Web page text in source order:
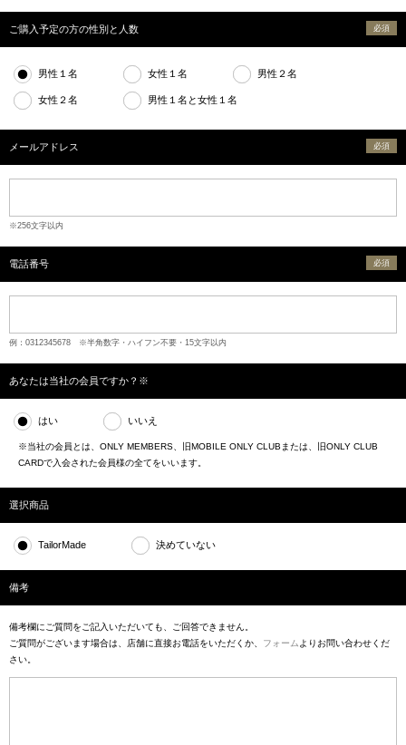
ご購入予定の方の性別と人数 必須
男性１名 女性１名 男性２名
女性２名 男性１名と女性１名
メールアドレス 必須
※256文字以内
電話番号 必須
例：0312345678 ※半角数字・ハイフン不要・15文字以内
あなたは当社の会員ですか？※
はい いいえ
※当社の会員とは、ONLY MEMBERS、旧MOBILE ONLY CLUBまたは、旧ONLY CLUB
CARDで入会された会員様の全てをいいます。
選択商品
TailorMade 決めていない
備考
備考欄にご質問をご記入いただいても、ご回答できません。
ご質問がございます場合は、店舗に直接お電話をいただくか、 フォーム よりお問い合わせくだ
さい。